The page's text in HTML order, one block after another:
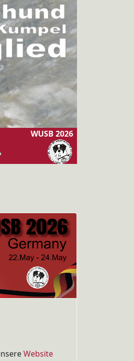
WUSB 2026
Website